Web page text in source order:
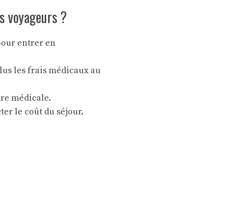
voyageurs ?
entrer en
les frais médicaux au
médicale.
le coût du séjour.